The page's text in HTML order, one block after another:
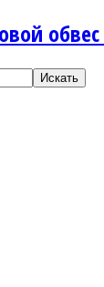
Искать